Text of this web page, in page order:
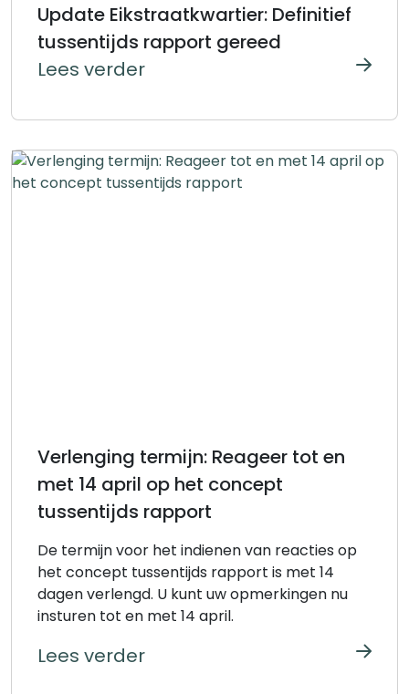
Update Eikstraatkwartier: Definitief
tussentijds rapport gereed
Lees verder
Verlenging termijn: Reageer tot en
met 14 april op het concept
tussentijds rapport
De termijn voor het indienen van reacties op
het concept tussentijds rapport is met 14
dagen verlengd. U kunt uw opmerkingen nu
insturen tot en met 14 april.
Lees verder